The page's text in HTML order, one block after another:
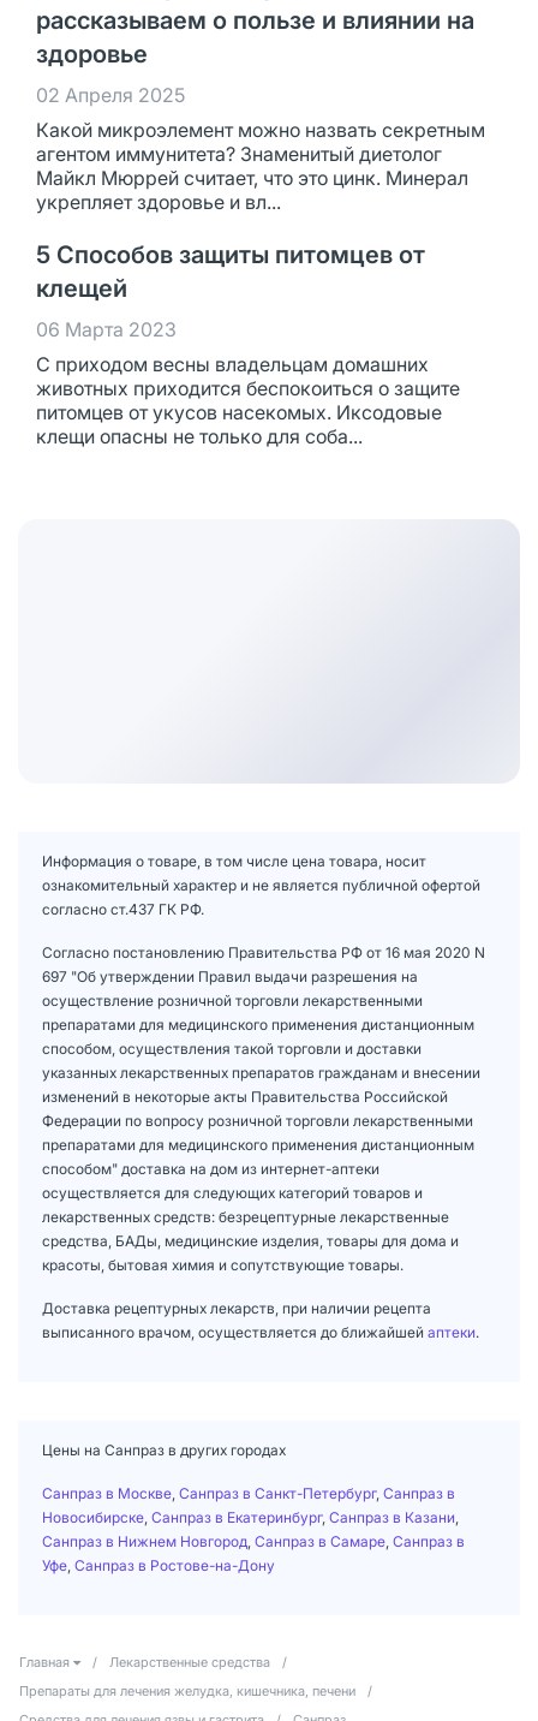
рассказываем о пользе и влиянии на
здоровье
02 Апреля 2025
Какой микроэлемент можно назвать секретным
агентом иммунитета? Знаменитый диетолог
Майкл Мюррей считает, что это цинк. Минерал
укрепляет здоровье и вл...
5 Способов защиты питомцев от
клещей
06 Марта 2023
С приходом весны владельцам домашних
животных приходится беспокоиться о защите
питомцев от укусов насекомых. Иксодовые
клещи опасны не только для соба...
Информация о товаре, в том числе цена товара, носит
ознакомительный характер и не является публичной офертой
согласно ст.437 ГК РФ.
Согласно постановлению Правительства РФ от 16 мая 2020 N
697 "Об утверждении Правил выдачи разрешения на
осуществление розничной торговли лекарственными
препаратами для медицинского применения дистанционным
способом, осуществления такой торговли и доставки
указанных лекарственных препаратов гражданам и внесении
изменений в некоторые акты Правительства Российской
Федерации по вопросу розничной торговли лекарственными
препаратами для медицинского применения дистанционным
способом" доставка на дом из интернет-аптеки
осуществляется для следующих категорий товаров и
лекарственных средств: безрецептурные лекарственные
средства, БАДы, медицинские изделия, товары для дома и
красоты, бытовая химия и сопутствующие товары.
Доставка рецептурных лекарств, при наличии рецепта
выписанного врачом, осуществляется до ближайшей аптеки.
Цены на Санпраз в других городах
Санпраз в Москве Санпраз в Санкт-Петербург, Санпраз в
Новосибирске Санпраз в Екатеринбург, Санпраз в Казани
Санпраз в Нижнем Новгород Санпраз в Самаре Санпраз в
Уфе Санпраз в Ростове-на-Дону
Главная / Лекарственные средства
/
Препараты для лечения желудка, кишечника, печени
/